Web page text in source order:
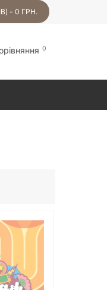
- 0 ГРН.
0